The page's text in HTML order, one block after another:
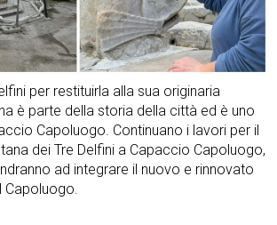
per restituirla alla sua originaria
è parte della storia della città ed è uno
Capoluogo. Continuano i lavori per il
dei Tre Delfini a Capaccio Capoluogo,
ad integrare il nuovo e rinnovato
Capoluogo.